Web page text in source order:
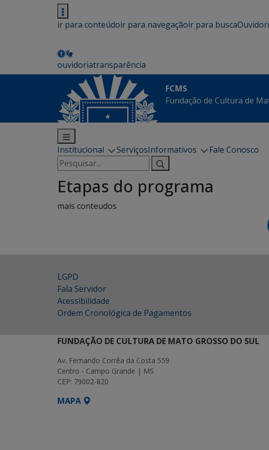
ir para conteúdoir para navegaçãoir para busca
ouvidoriatransparência
FCMS
Fundação de Cultura de
Institucional ServiçosInformativos
Fale Conosco
Pesquisar
por:
Etapas do programa
mais conteudos
LGPD
Fala Servidor
Acessibilidade
Ordem Cronológica de Pagamentos
FUNDAÇÃO DE CULTURA DE MATO GROSSO DO SUL
Av. Fernando Corrêa da Costa 559
Centro - Campo Grande | MS
CEP: 79002-820
MAPA